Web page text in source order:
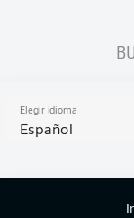
Elegir idioma
Español
LARS BENDER
¡GOL!
3:1